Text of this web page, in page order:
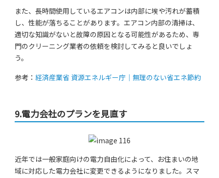
また、長時間使用しているエアコンは内部に埃や汚れが蓄積
し、性能が落ちることがあります。エアコン内部の清掃は、
適切な知識がないと故障の原因となる可能性があるため、専
門のクリーニング業者の依頼を検討してみると良いでしょ
う。
参考： 経済産業省 資源エネルギー庁｜無理のない省エネ節約
9.電力会社のプランを見直す
近年では一般家庭向けの電力自由化によって、お住まいの地
域に対応した電力会社に変更できるようになりました。スマ